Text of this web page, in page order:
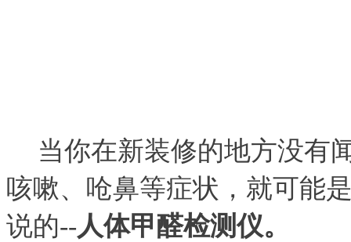
当你在新装修的地方没有
咳嗽、呛鼻等症状， 就可能
说的--人体甲醛检测仪。